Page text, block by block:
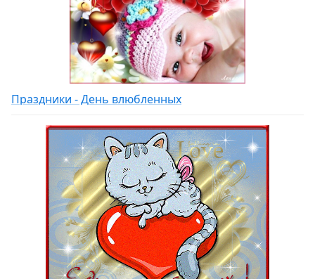
Праздники - День влюбленных